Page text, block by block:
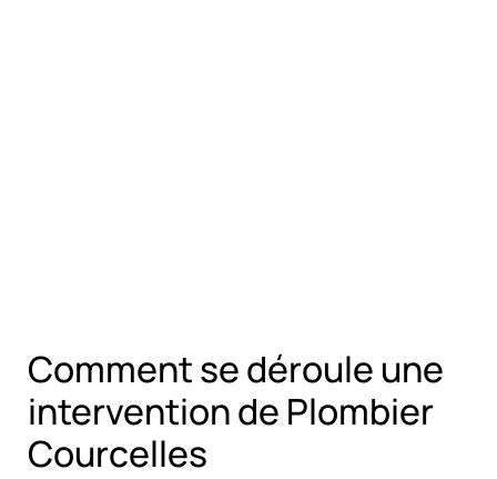
Comment se déroule une
intervention de Plombier
Courcelles